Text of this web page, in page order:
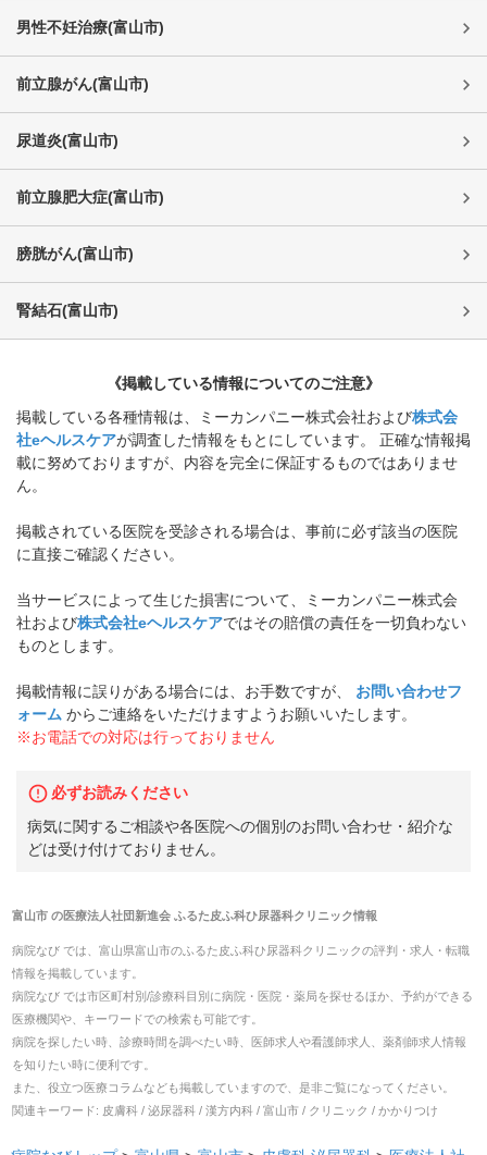
男性不妊治療(富山市)
前立腺がん(富山市)
尿道炎(富山市)
前立腺肥大症(富山市)
膀胱がん(富山市)
腎結石(富山市)
《掲載している情報についてのご注意》
掲載している各種情報は、ミーカンパニー株式会社および株式会
社eヘルスケアが調査した情報をもとにしています。 正確な情報掲
載に努めておりますが、内容を完全に保証するものではありませ
ん。
掲載されている医院を受診される場合は、事前に必ず該当の医院
に直接ご確認ください。
当サービスによって生じた損害について、ミーカンパニー株式会
社および株式会社eヘルスケアではその賠償の責任を一切負わない
ものとします。
掲載情報に誤りがある場合には、お手数ですが、
お問い合わせフ
ォーム からご連絡をいただけますようお願いいたします。
※お電話での対応は行っておりません
必ずお読みください
病気に関するご相談や各医院への個別のお問い合わせ・紹介な
どは受け付けておりません。
富山市の医療法人社団新進会 ふるた皮ふ科ひ尿器科クリニック情報
病院なび では、 富山県富山市のふるた皮ふ科ひ尿器科クリニックの評判・求人・転職
情報を掲載しています。
病院なび では市区町村別/診療科目別に病院・医院・薬局を探せるほか、予約ができる
医療機関や、キーワードでの検索も可能です。
病院を探したい時、診療時間を調べたい時、医師求人や看護師求人、薬剤師求人情報
を知りたい時に便利です。
また、役立つ医療コラムなども掲載していますので、是非ご覧になってください。
関連キーワード: 皮膚科 / 泌尿器科 / 漢方内科 / 富山市 / クリニック / かかりつけ